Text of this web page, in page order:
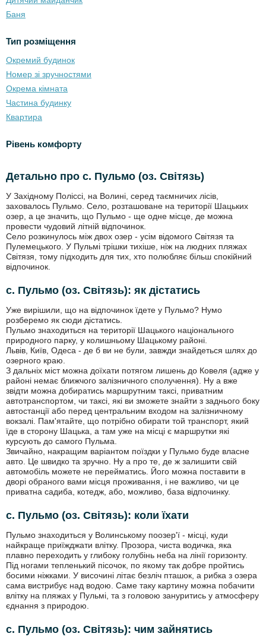
Баня
Тип розміщення
Окремий будинок
Номер зі зручностями
Окрема кімната
Частина будинку
Квартира
Рівень комфорту
Детально про с. Пульмо (оз. Світязь)
У Західному Поліссі, на Волині, серед таємничих лісів,
заховалось Пульмо. Село, розташоване на території Шацьких
озер, а це значить, що Пульмо - ще одне місце, де можна
провести чудовий літній відпочинок.
Село розкинулось між двох озер - усім відомого Світязя та
Пулемецького. У Пульмі трішки тихіше, ніж на людних пляжах
Світязя, тому підходить для тих, хто полюбляє більш спокійний
відпочинок.
с. Пульмо (оз. Світязь): як дістатись
Уже вирішили, що на відпочинок їдете у Пульмо? Нумо
розберемо як сюди дістатись.
Пульмо знаходиться на території Шацького національного
природного парку, у колишньому Шацькому районі.
Львів, Київ, Одеса - де б ви не були, завжди знайдеться шлях до
озерного краю.
З дальніх міст можна доїхати потягом лишень до Ковеля (адже у
районі немає ближчого залізничного сполучення). Ну а вже
звідти можна добиратись маршрутним таксі, приватним
автотранспортом, чи таксі, які ви зможете знайти з заднього боку
автостанції або перед центральним входом на залізничному
вокзалі. Пам'ятайте, що потрібно обирати той транспорт, який
їде в сторону Шацька, а там уже на місці є маршрутки які
курсують до самого Пульма.
Звичайно, накращим варіантом поїздки у Пульмо буде власне
авто. Це швидко та зручно. Ну а про те, де ж залишити свій
автомобіль можете не перейматись. Його можна поставити в
дворі обраного вами місця проживання, і не важливо, чи це
приватна садиба, котедж, або, можливо, база відпочинку.
с. Пульмо (оз. Світязь): коли їхати
Пульмо знаходиться у Волинському поозер'ї - місці, куди
найкраще приїжджати влітку. Прозора, чиста водичка, яка
плавно переходить у глибоку голубінь неба на лінії горизонту.
Під ногами тепленький пісочок, по якому так добре пройтись
босими ніжками. У височині літає безліч пташок, а рибка з озера
сама вистрибує над водою. Саме таку картину можна побачити
влітку на пляжах у Пульмі, та з головою зануритись у атмосферу
єднання з природою.
с. Пульмо (оз. Світязь): чим зайнятись